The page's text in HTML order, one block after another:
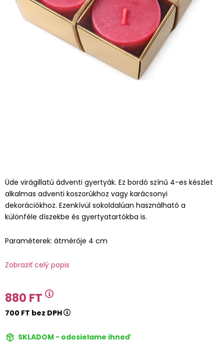
Üde virágillatú ádventi gyertyák. Ez bordó színű 4-es készlet
alkalmas adventi koszorúkhoz vagy karácsonyi
dekorációkhoz. Ezenkívül sokoldalúan használható a
különféle díszekbe és gyertyatartókba is.
Paraméterek: átmérője 4 cm
Zobraziť celý popis
880 FT
700 FT bez DPH
SKLADOM - odosielame ihneď